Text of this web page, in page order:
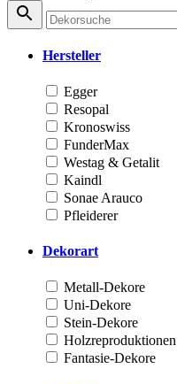
Hersteller
Egger
Resopal
Kronoswiss
FunderMax
Westag & Getalit
Kaindl
Sonae Arauco
Pfleiderer
Dekorart
Metall-Dekore
Uni-Dekore
Stein-Dekore
Holzreproduktionen
Fantasie-Dekore